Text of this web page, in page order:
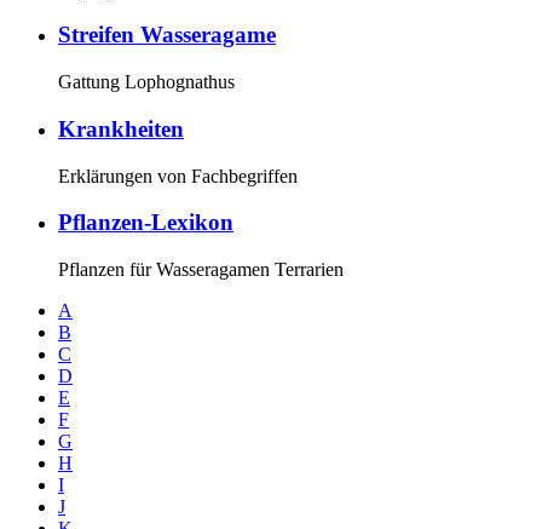
Streifen Wasseragame
Gattung Lophognathus
Krankheiten
Erklärungen von Fachbegriffen
Pflanzen-Lexikon
Pflanzen für Wasseragamen Terrarien
A
B
C
D
E
F
G
H
I
J